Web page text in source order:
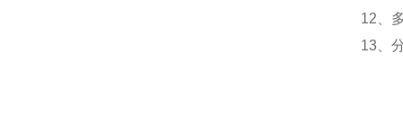
12、
13、